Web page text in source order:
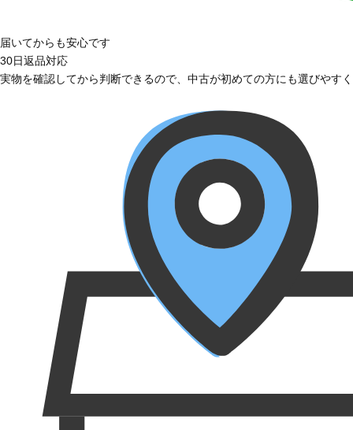
届いてからも安心です
30日返品対応
実物を確認してから判断できるので、中古が初めての方にも選びやす